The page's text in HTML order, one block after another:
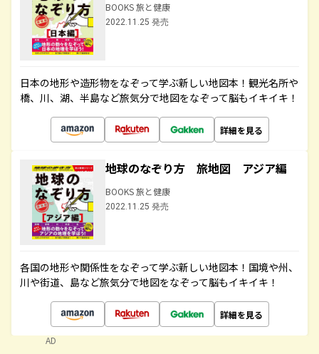
BOOKS 旅と健康
2022.11.25 発売
日本の地形や造形物をなぞって学ぶ新しい地図本！観光名所や
橋、川、湖、半島など旅気分で地図をなぞって脳もイキイキ！
詳細を見る
地球のなぞり方 旅地図 アジア編
BOOKS 旅と健康
2022.11.25 発売
各国の地形や関係性をなぞって学ぶ新しい地図本！国境や州、
川や街道、島など旅気分で地図をなぞって脳もイキイキ！
詳細を見る
AD